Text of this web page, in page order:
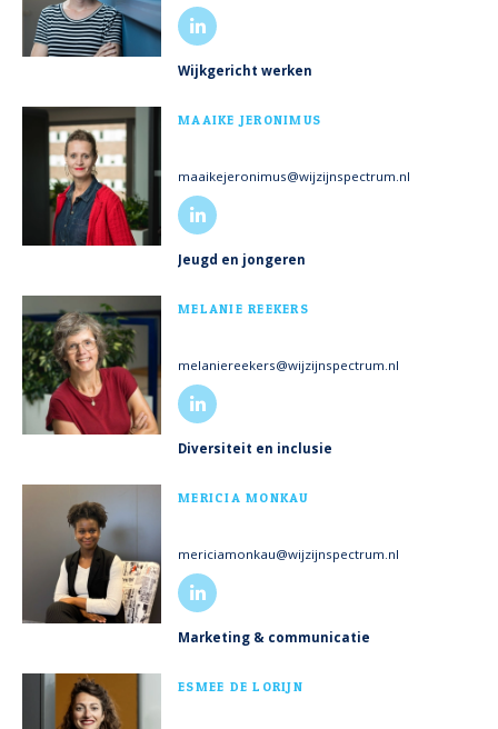
Wijkgericht werken
MAAIKE JERONIMUS
Jeugd en jongeren
maaikejeronimus@wijzijnspectrum.nl
MELANIE REEKERS
Diversiteit en inclusie
melaniereekers@wijzijnspectrum.nl
MERICIA MONKAU
Marketing & communicatie
mericiamonkau@wijzijnspectrum.nl
ESMEE DE LORIJN